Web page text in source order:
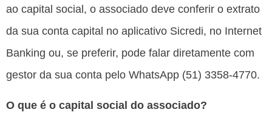
ao capital social, o associado deve conferir o extrato
da sua conta capital no aplicativo Sicredi, no Internet
Banking ou, se preferir, pode falar diretamente com
gestor da sua conta pelo WhatsApp (51) 3358-4770.
O que é o capital social do associado?